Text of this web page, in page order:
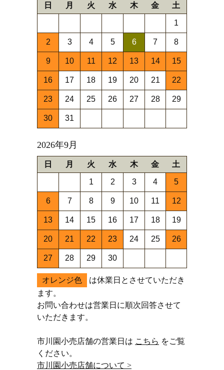
日 月 火 水 木 金 土
1
2 3 4 5 6 7 8
9 10 11 12 13 14 15
16 17 18 19 20 21 22
23 24 25 26 27 28 29
30 31
2026年9月
日 月 火 水 木 金 土
1 2 3 4 5
6 7 8 9 10 11 12
13 14 15 16 17 18 19
20 21 22 23 24 25 26
27 28 29 30
オレンジ色
は休業日とさせていただき
ます。
お問い合わせは営業日に順次回答させて
いただきます。
市川園小売店舗の営業日は こちら をご覧
ください。
市川園小売店舗について >